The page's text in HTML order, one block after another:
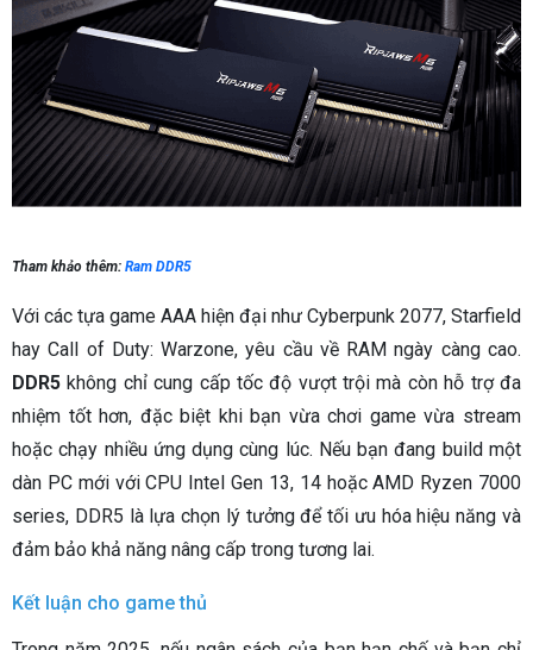
Tham khảo thêm: Ram DDR5
Với các tựa game AAA hiện đại như Cyberpunk 2077, Starfield
hay Call of Duty: Warzone, yêu cầu về RAM ngày càng cao.
DDR5 không chỉ cung cấp tốc độ vượt trội mà còn hỗ trợ đa
nhiệm tốt hơn, đặc biệt khi bạn vừa chơi game vừa stream
hoặc chạy nhiều ứng dụng cùng lúc. Nếu bạn đang build một
dàn PC mới với CPU Intel Gen 13, 14 hoặc AMD Ryzen 7000
series, DDR5 là lựa chọn lý tưởng để tối ưu hóa hiệu năng và
đảm bảo khả năng nâng cấp trong tương lai.
Kết luận cho game thủ